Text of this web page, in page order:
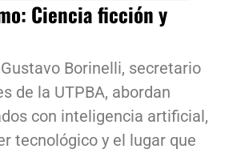
Ciencia ficción y
Borinelli, secretario
de la UTPBA, abordan
con inteligencia artificial,
tecnológico y el lugar que